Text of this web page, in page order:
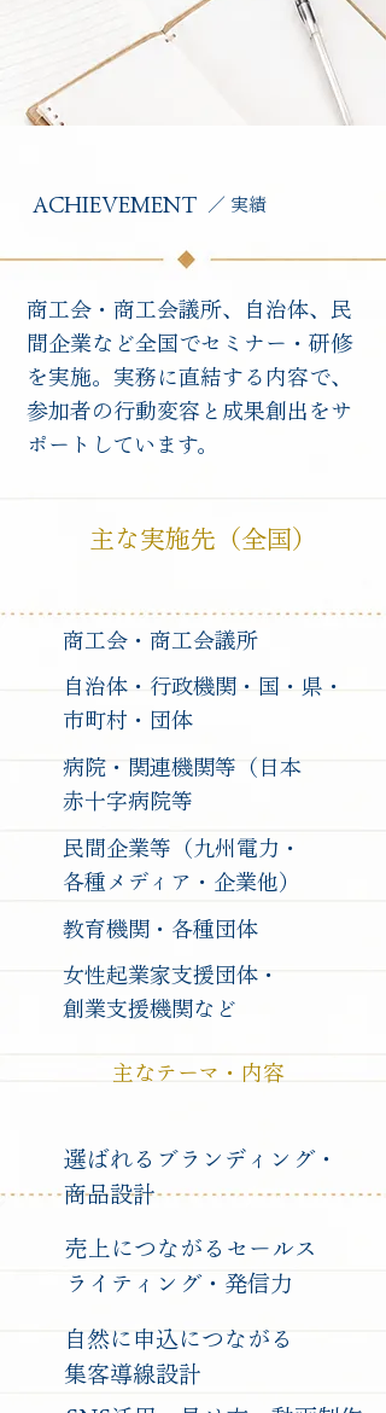
ACHIEVEMENT ​／ 実績
商工会・商工会議所、自治体、民
間企業など全国でセミナー・研修
を実施。実務に直結する内容で、
参加者の行動変容と成果創出をサ
ポートしています。
主な実施先（全国）
商工会・商工会議所
自治体・行政機関・国・県・
市町村・団体
​病院・関連機関等（日本
赤十字病院等
民間企業等（九州電力・
各種メディア・企業他）
教育機関・各種団体
​女性起業家支援団体・
創業支援機関など
主なテーマ・内容
​選ばれるブランディング・
商品設計
売上につながるセールス
ライティング・発信力
自然に申込につながる
集客導線設計